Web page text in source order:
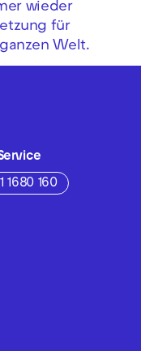
wieder
für
Welt.
1680 160